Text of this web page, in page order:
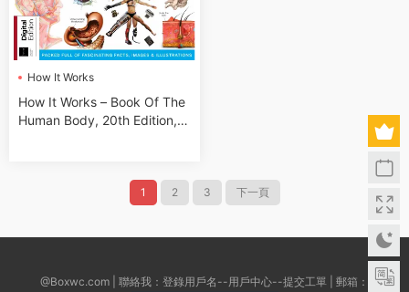
How It Works
How It Works – Book Of The
Human Body, 20th Edition, 2
1 2 3 下一頁
@Boxwc.com | 聯絡我：登錄用戶名--用戶中心--提交工單 | 郵箱：